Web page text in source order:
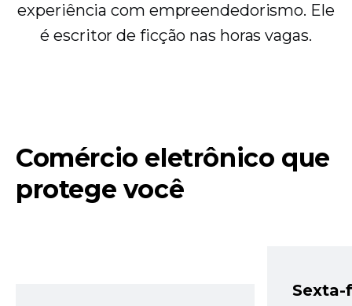
experiência com empreendedorismo. Ele
é escritor de ficção nas horas vagas.
Comércio eletrônico que
protege você
Sexta-